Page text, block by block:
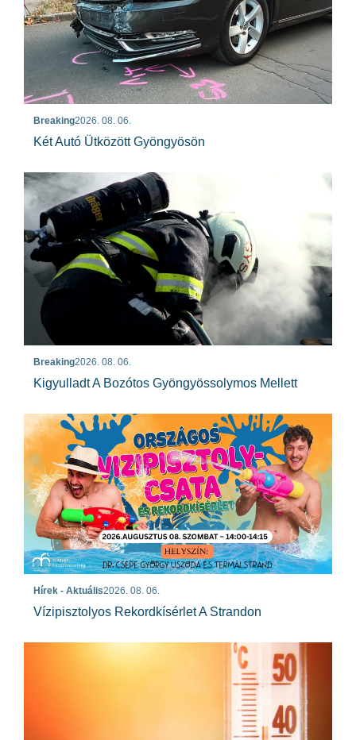
Breaking2026. 08. 06.
Két Autó Ütközött Gyöngyösön
Breaking2026. 08. 06.
Kigyulladt A Bozótos Gyöngyössolymos Mellett
Hírek - Aktuális2026. 08. 06.
Vízipisztolyos Rekordkísérlet A Strandon